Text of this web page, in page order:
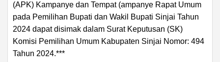
(APK) Kampanye dan Tempat (ampanye Rapat Umum
pada Pemilihan Bupati dan Wakil Bupati Sinjai Tahun
2024 dapat disimak dalam Surat Keputusan (SK)
Komisi Pemilihan Umum Kabupaten Sinjai Nomor: 494
Tahun 2024.***